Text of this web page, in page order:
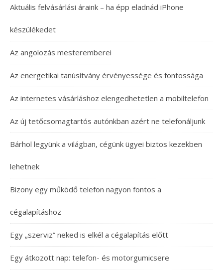
Aktuális felvásárlási áraink – ha épp eladnád iPhone
készülékedet
Az angolozás mesteremberei
Az energetikai tanúsítvány érvényessége és fontossága
Az internetes vásárláshoz elengedhetetlen a mobiltelefon
Az új tetőcsomagtartós autónkban azért ne telefonáljunk
Bárhol legyünk a világban, cégünk ügyei biztos kezekben
lehetnek
Bizony egy működő telefon nagyon fontos a
cégalapításhoz
Egy „szerviz” neked is elkél a cégalapítás előtt
Egy átkozott nap: telefon- és motorgumicsere